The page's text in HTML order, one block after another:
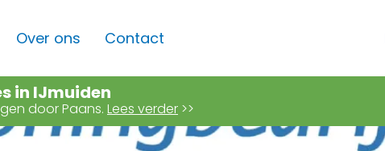
Over ons Contact
in IJmuiden
door Paans. Lees verder >>